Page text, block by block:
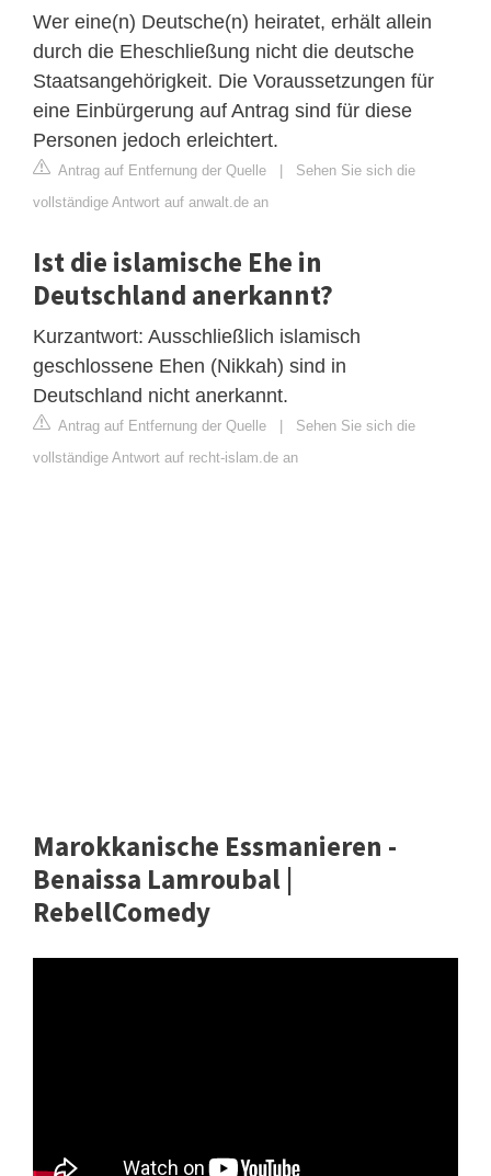
Wer eine(n) Deutsche(n) heiratet, erhält allein
durch die Eheschließung nicht die deutsche
Staatsangehörigkeit. Die Voraussetzungen für
eine Einbürgerung auf Antrag sind für diese
Personen jedoch erleichtert.
Antrag auf Entfernung der Quelle
Sehen Sie sich die
vollständige Antwort auf anwalt.de an
Ist die islamische Ehe in
Deutschland anerkannt?
Kurzantwort: Ausschließlich islamisch
geschlossene Ehen (Nikkah) sind in
Deutschland nicht anerkannt.
Antrag auf Entfernung der Quelle
Sehen Sie sich die
vollständige Antwort auf recht-islam.de an
Marokkanische Essmanieren -
Benaissa Lamroubal |
RebellComedy